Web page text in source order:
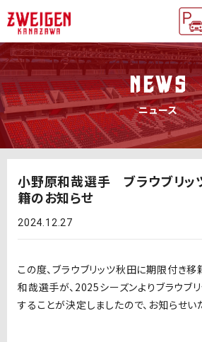
NEWS
ニュース
小野原和哉選手 ブラウブリッ
籍のお知らせ
2024.12.27
この度、ブラウブリッツ秋田に期限付き
和哉選手が、2025シーズンよりブラウブ
することが決定しましたので、お知らせい